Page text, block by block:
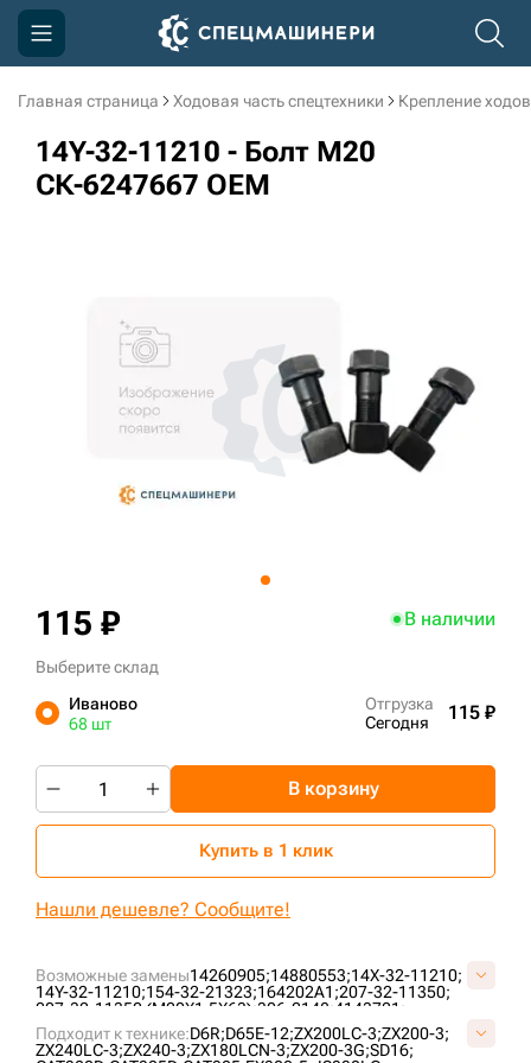
Главная страница Ходовая часть спецтехники Крепление
14Y-32-11210 - Болт M20
СК-6247667 OEM
Возможные замены14260905;14880553;14X-32-11210;
14Y-32-11210;154-32-21323;164202A1;207-32-11350;
207-32-11350 (М20Х1,5Х63);306-2148; 4143721;
6V1792;
6Y-0846;71401192;81EM-20020;
9W-3619;D4085000N15;FT1100;JRA0102;JSA0037;
K1038377;VD4085G15;VOE14880553;
Подходит к технике:D6R;D65E-12;ZX200LC-3;ZX200-3;
ZX240LC-3;ZX240-3;ZX180LCN-3;ZX200-3G;SD16;
115 ₽ В наличии
Выберите склад
Иваново
68 шт
Отгрузка
Сегодня
115 ₽
В корзину
Купить в 1 клик
Нашли дешевле? Сообщите!
Компания
Акции
3D тур по производству
3D тур по складам
sksale@skdst.ru